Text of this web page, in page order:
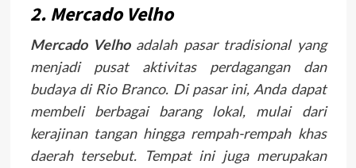
2. Mercado Velho
Mercado Velhoadalah pasar tradisional yang
menjadi pusat aktivitas perdagangan dan
budaya di Rio Branco. Di pasar ini, Anda dapat
membeli berbagai barang lokal, mulai dari
kerajinan tangan hingga rempah-rempah khas
daerah tersebut. Tempat ini juga merupakan